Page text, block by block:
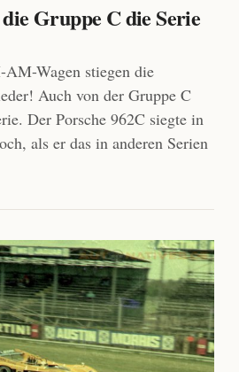
Gruppe C die Serie
Wagen stiegen die
Auch von der Gruppe C
Der Porsche 962C siegte in
als er das in anderen Serien